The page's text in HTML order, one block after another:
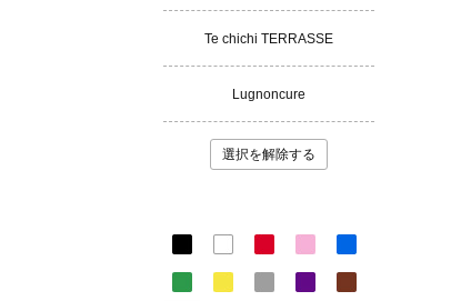
Te chichi TERRASSE
Lugnoncure
選択を解除する